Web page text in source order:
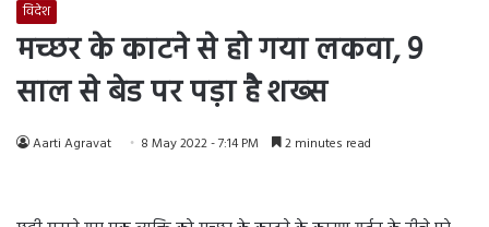
विदेश
मच्छर के काटने से हो गया लकवा, 9
साल से बेड पर पड़ा है शख्स
Aarti Agravat 8 May 2022 - 7:14 PM 2 minutes read